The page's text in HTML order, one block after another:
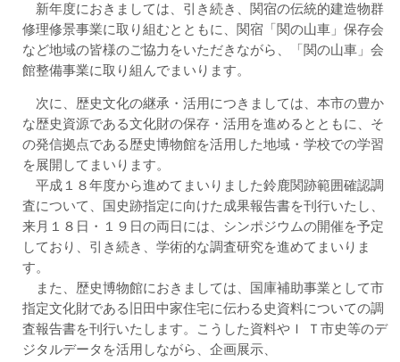
新年度におきましては、引き続き、関宿の伝統的建造物群
修理修景事業に取り組むとともに、関宿「関の山車」保存会
など地域の皆様のご協力をいただきながら、「関の山車」会
館整備事業に取り組んでまいります。
次に、歴史文化の継承・活用につきましては、本市の豊か
な歴史資源である文化財の保存・活用を進めるとともに、そ
の発信拠点である歴史博物館を活用した地域・学校での学習
を展開してまいります。
平成１８年度から進めてまいりました鈴鹿関跡範囲確認調
査について、国史跡指定に向けた成果報告書を刊行いたし、
来月１８日・１９日の両日には、シンポジウムの開催を予定
しており、引き続き、学術的な調査研究を進めてまいりま
す。
また、歴史博物館におきましては、国庫補助事業として市
指定文化財である旧田中家住宅に伝わる史資料についての調
査報告書を刊行いたします。こうした資料やＩ Ｔ市史等のデ
ジタルデータを活用しながら、企画展示、